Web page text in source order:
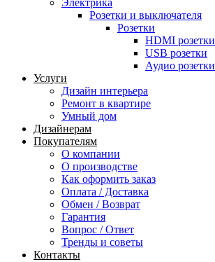
Электрика
Розетки и выключателя
Розетки
HDMI розетки
USB розетки
Аудио розетки
Услуги
Дизайн интерьера
Ремонт в квартире
Умный дом
Дизайнерам
Покупателям
О компании
О производстве
Как оформить заказ
Оплата / Доставка
Обмен / Возврат
Гарантия
Вопрос / Ответ
Тренды и советы
Контакты